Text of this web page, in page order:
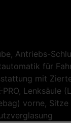
Antriebs-
für
mit
Lenksäule
vorne,